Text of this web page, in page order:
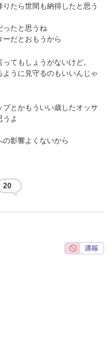
たら世間も納得したと思う
ったと思うね
だとおもうから
てもしょうがないけど。
うに見守るのもいいんじゃ
とかもういい歳したオッサ
うよ
影響よくないから
20